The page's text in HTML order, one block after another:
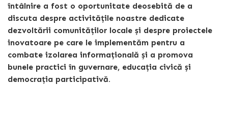
întâlnire a fost o oportunitate deosebită de a
discuta despre activitățile noastre dedicate
dezvoltării comunităților locale și despre proiectele
inovatoare pe care le implementăm pentru a
combate izolarea informațională și a promova
bunele practici în guvernare, educația civică și
democrația participativă.